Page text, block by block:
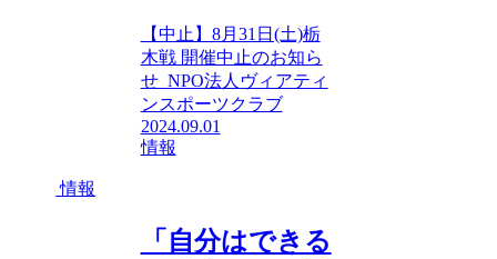
【中止】8月31日(土)栃
木戦 開催中止のお知ら
せ NPO法人ヴィアティ
ンスポーツクラブ
2024.09.01
情報
情報
「自分はできる